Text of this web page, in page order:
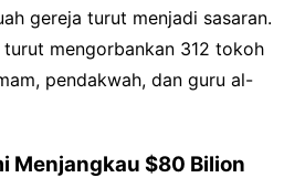
gereja turut menjadi sasaran.
mengorbankan 312 tokoh
pendakwah, dan guru al-
Menjangkau $80 Bilion